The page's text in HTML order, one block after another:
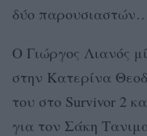
δύο
Ο Γιώργος Λιανός
στην Κατερίνα
του στο Survivor 2
για τον Σάκη